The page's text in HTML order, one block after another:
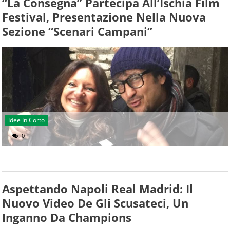
Festival, Presentazione Nella Nuova
Sezione “Scenari Campani”
Idee In Corto
0
Aspettando Napoli Real Madrid: Il
Nuovo Video De Gli Scusateci, Un
Inganno Da Champions